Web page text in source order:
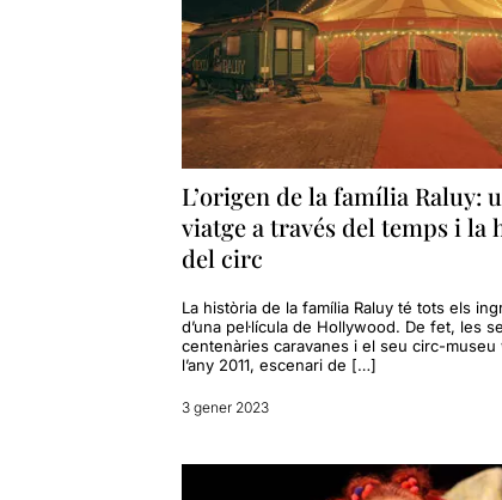
L’origen de la família Raluy:
viatge a través del temps i la
del circ
La història de la família Raluy té tots els
d’una pel·lícula de Hollywood. De fet, les
centenàries caravanes i el seu circ-museu
l’any 2011, escenari de […]
3 gener 2023